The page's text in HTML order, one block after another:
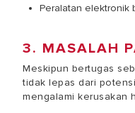
Peralatan elektronik
3. MASALAH
Meskipun bertugas
tidak lepas dari
mengalami kerusakan